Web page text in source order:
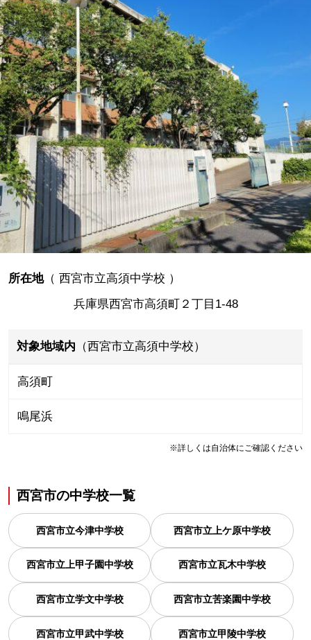
所在地（ 西宮市立高須中学校 ）
兵庫県西宮市高須町２丁目1-48
対象地域内 （西宮市立高須中学校）
高須町
鳴尾浜
※詳しくは自治体にご確認ください
西宮市の中学校一覧
西宮市立今津中学校 西宮市立上ケ原中学校
西宮市立上甲子園中学校 西宮市立瓦木中学校
西宮市立学文中学校 西宮市立苦楽園中学校
西宮市立甲武中学校 西宮市立甲陵中学校